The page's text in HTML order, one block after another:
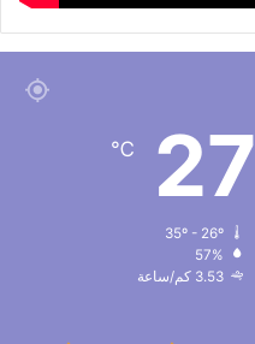
27
℃
57%
3.53 كم/ساعة